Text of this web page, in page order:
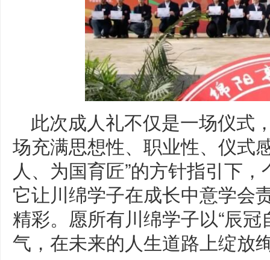
此次成人礼不仅是一场仪式
场充满思想性、职业性、仪式
人、为国育匠”的方针指引下
它让川绵学子在成长中意学会
精彩。愿所有川绵学子以“辰冠
气，在未来的人生道路上绽放